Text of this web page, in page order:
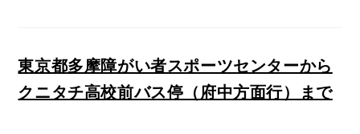
東京都多摩障がい者スポーツセンターから
クニタチ高校前バス停（府中方面行）まで